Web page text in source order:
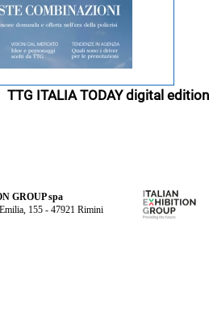
TTG ITALIA TODAY digital edition
GROUP spa
155 - 47921 Rimini